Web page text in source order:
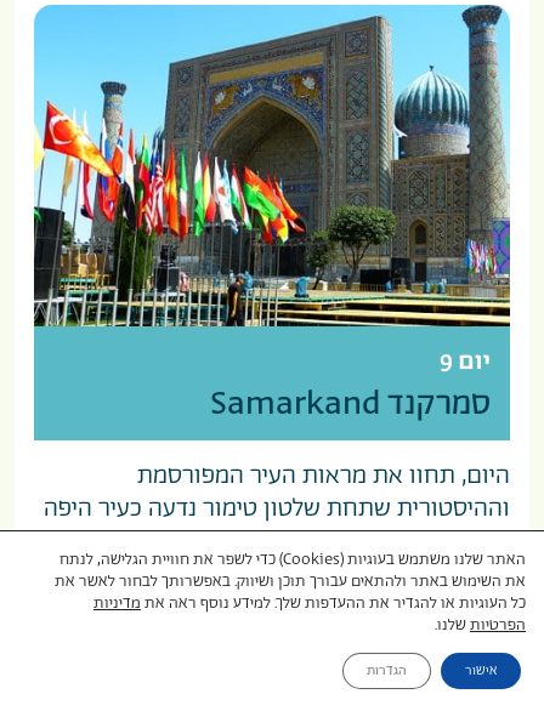
יום 9
סמרקנד Samarkand
היום, תחוו את מראות העיר המפורסמת
וההיסטורית שתחת שלטון טימור נדעה כעיר היפה
והחשובה ביותר בעולם: עיר הקבורה שאה-י-זינדה
("המלך החי"), אתרי החפירות של אפרסיאב
Afrasiyab (עם סיור במוזיאון) וכיכר רג'יסטן היו
ללא ספק מכלול הבנייה המרשים ביותר במרכז
אסיה. כיכר רג'יסטן מוקפת בשלוש מדרסות
האתר שלנו משתמש בעוגיות (Cookies) כדי לשפר את חוויית הגלישה, לנתח
את השימוש באתר ולהתאים עבורך תוכן ושיווק. באפשרותך לבחור לאשר את
כל העוגיות או להגדיר את ההעדפות שלך. למידע נוסף ראה אתמדיניות
הפרטיותשלנו.
אישור הגדרות